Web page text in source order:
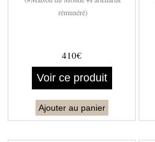
rémunéré)
410€
Voir ce produit
Ajouter au panier